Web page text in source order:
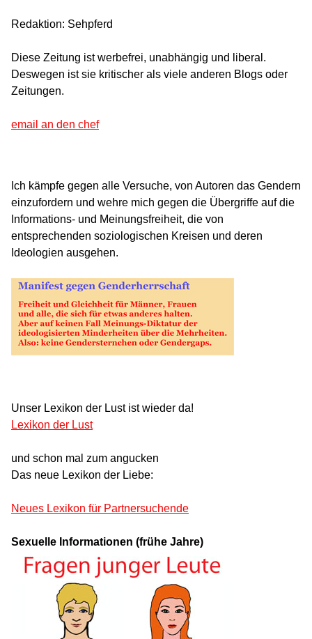
Redaktion: Sehpferd
Diese Zeitung ist werbefrei, unabhängig und liberal.
Deswegen ist sie kritischer als viele anderen Blogs oder
Zeitungen.
email an den chef
Ich kämpfe gegen alle Versuche, von Autoren das Gendern
einzufordern und wehre mich gegen die Übergriffe auf die
Informations- und Meinungsfreiheit, die von
entsprechenden soziologischen Kreisen und deren
Ideologien ausgehen.
Unser Lexikon der Lust ist wieder da!
Lexikon der Lust
und schon mal zum angucken
Das neue Lexikon der Liebe:
Neues Lexikon für Partnersuchende
Sexuelle Informationen (frühe Jahre)